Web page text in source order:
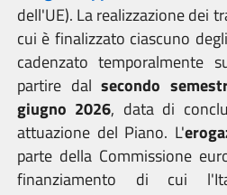
dell'UE). La realizzazione dei
cui è finalizzato ciascuno
cadenzato temporalmente
partire dalsecondo
giugno 2026, data di
attuazione del Piano. L'
parte della Commissione
finanziamento di cui